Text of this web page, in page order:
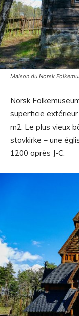
Maison du Norsk
Norsk
superficie
m2. Le plus vieux
stavkirke – une
1200 après J-C.